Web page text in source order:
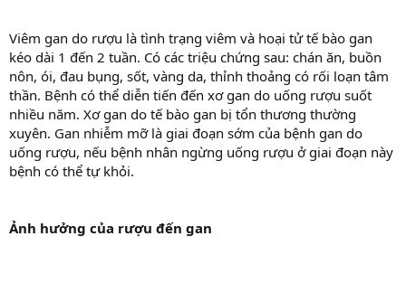
Viêm gan do rượu là tình trạng viêm và hoại tử tế bào gan
kéo dài 1 đến 2 tuần. Có các triệu chứng sau: chán ăn, buồn
nôn, ói, đau bụng, sốt, vàng da, thỉnh thoảng có rối loạn tâm
thần. Bệnh có thể diễn tiến đến xơ gan do uống rượu suốt
nhiều năm. Xơ gan do tế bào gan bị tổn thương thường
xuyên. Gan nhiễm mỡ là giai đoạn sớm của bệnh gan do
uống rượu, nếu bệnh nhân ngừng uống rượu ở giai đoạn này
bệnh có thể tự khỏi.
Ảnh hưởng của rượu đến gan